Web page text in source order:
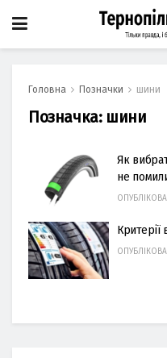
Головна Позначки шини
Позначка: шини
Як
не
Критерії